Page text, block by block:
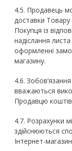
4.5. Продавець
доставки Товару
Покупця із
надіслання
оформленні
магазину.
4.6.
вважаються
Продавцю
4.7. Розрахунки
здійснюються
Інтернет-